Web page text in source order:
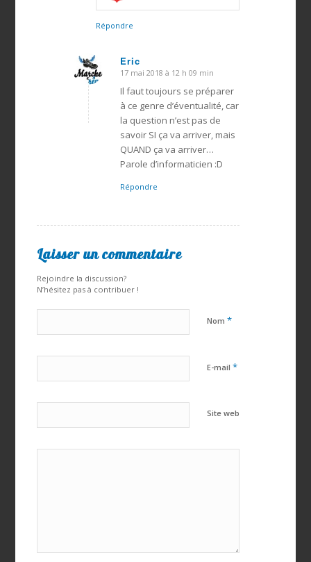
Répondre
Eric
dit
17 mai 2018 à 12 h 09 min
Il faut toujours se préparer
à ce genre d’éventualité, car
la question n’est pas de
savoir SI ça va arriver, mais
QUAND ça va arriver…
Parole d’informaticien :D
Répondre
Laisser un commentaire
Rejoindre la discussion?
N’hésitez pas à contribuer !
Nom *
E-mail *
Site web